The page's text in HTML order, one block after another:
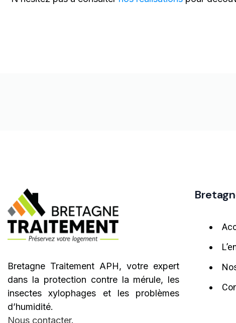
Bretagne Traitement APH, votre expert
dans la protection contre la mérule, les
insectes xylophages et les problèmes
d’humidité.
Nous contacter.